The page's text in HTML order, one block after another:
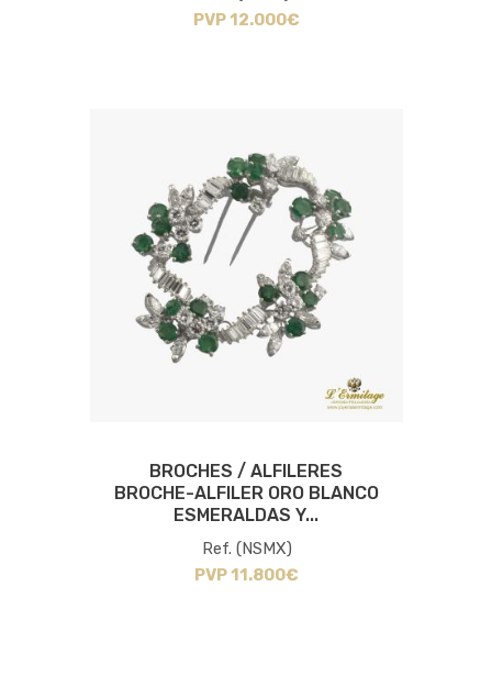
PVP 12.000€
BROCHES / ALFILERES
BROCHE-ALFILER ORO BLANCO
ESMERALDAS Y...
Ref. (NSMX)
PVP 11.800€